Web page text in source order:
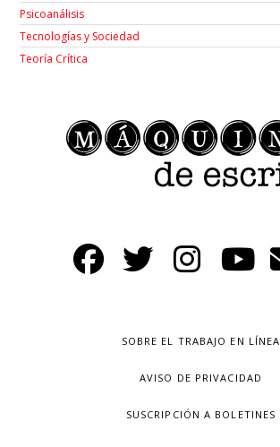
Psicoanálisis
Tecnologías y Sociedad
Teoría Crítica
SOBRE EL TRABAJO EN LÍNEA
AVISO DE PRIVACIDAD
SUSCRIPCIÓN A BOLETINES